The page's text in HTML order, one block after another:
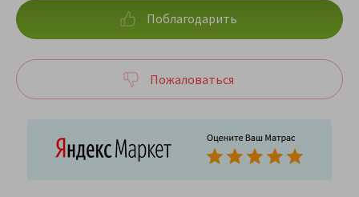
Поблагодарить
Пожаловаться